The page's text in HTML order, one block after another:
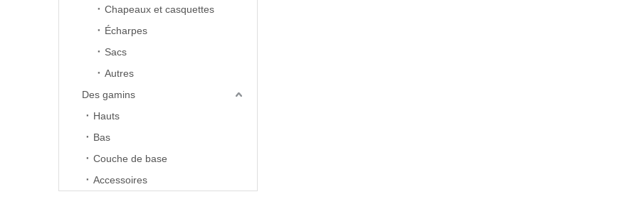
Chapeaux et casquettes
Écharpes
Sacs
Autres
Des gamins
Hauts
Bas
Couche de base
Accessoires